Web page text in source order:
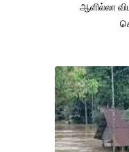
ஆளில்லா